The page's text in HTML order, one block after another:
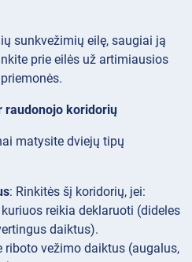
sunkvežimių eilę, saugiai ją
prie eilės už artimiausios
raudonojo koridorių
matysite dviejų tipų
: Rinkitės šį koridorių, jei:
reikia deklaruoti (dideles
daiktus).
riboto vežimo daiktus (augalus,